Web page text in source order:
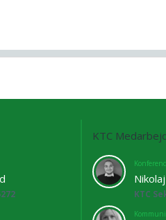
KTC
KTC